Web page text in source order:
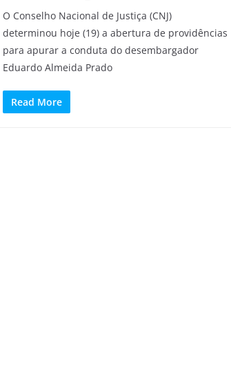
O Conselho Nacional de Justiça (CNJ)
determinou hoje (19) a abertura de providências
para apurar a conduta do desembargador
Eduardo Almeida Prado
Read More